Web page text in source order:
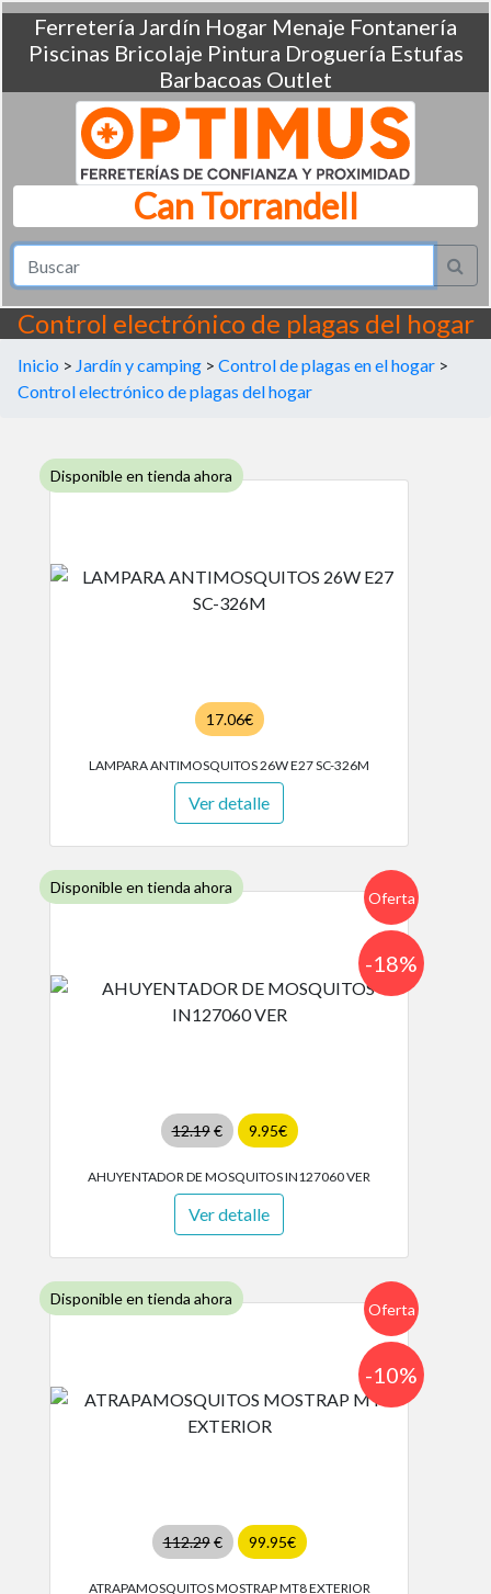
Ferretería Jardín Hogar Menaje Fontanería
Piscinas Bricolaje Pintura Droguería Estufas
Barbacoas Outlet
Can Torrandell
Control electrónico de plagas del hogar
Inicio > Jardín y camping > Control de plagas en el hogar >
Control electrónico de plagas del hogar
Disponible en tienda ahora
17.06€
LAMPARA ANTIMOSQUITOS 26W E27 SC-326M
Ver detalle
Disponible en tienda ahora
Oferta
12.19€ 9.95€
-18%
AHUYENTADOR DE MOSQUITOS IN127060 VER
Ver detalle
Disponible en tienda ahora
Oferta
112.29€ 99.95€
-10%
ATRAPAMOSQUITOS MOSTRAP MT8 EXTERIOR